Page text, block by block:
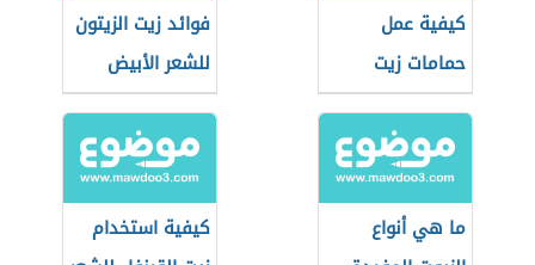
كيفية عمل
حمامات زيت
للشعر في البيت
فوائد زيت الزيتون
للشعر الأبيض
ما هي أنواع
كيفية استخدام